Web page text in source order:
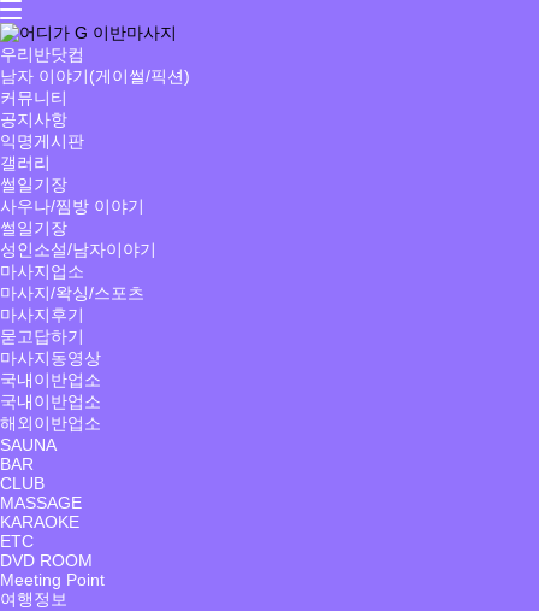
우리반닷컴
남자 이야기(게이썰/픽션)
커뮤니티
공지사항
익명게시판
갤러리
썰일기장
사우나/찜방 이야기
썰일기장
성인소설/남자이야기
마사지업소
마사지/왁싱/스포츠
마사지후기
묻고답하기
마사지동영상
국내이반업소
국내이반업소
해외이반업소
SAUNA
BAR
CLUB
MASSAGE
KARAOKE
ETC
DVD ROOM
Meeting Point
여행정보